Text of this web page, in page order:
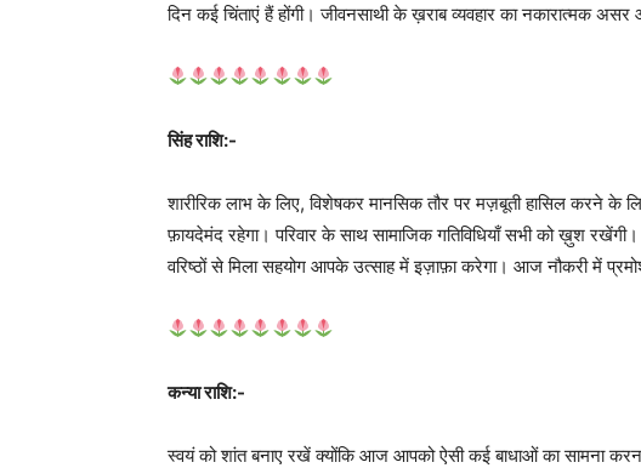
दिन कई चिंताएं हैं होंगी। जीवनसाथी के ख़राब व्यवहार का नकारात्मक
सिंह राशि:-
शारीरिक लाभ के लिए, विशेषकर मानसिक तौर पर मज़बूती हासिल करने
फ़ायदेमंद रहेगा। परिवार के साथ सामाजिक गतिविधियाँ सभी को ख़ुश
वरिष्ठों से मिला सहयोग आपके उत्साह में इज़ाफ़ा करेगा। आज नौकरी में
कन्या राशि:-
स्वयं को शांत बनाए रखें क्योंकि आज आपको ऐसी कई बाधाओं का सामना